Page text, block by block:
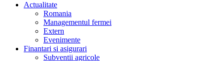
Actualitate
Romania
Managementul fermei
Extern
Evenimente
Finantari si asigurari
Subventii agricole